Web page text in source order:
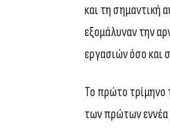
και τη σημαντική
εξομάλυναν την
εργασιών όσο και
To πρώτο τρίμηνο
των πρώτων εννέα